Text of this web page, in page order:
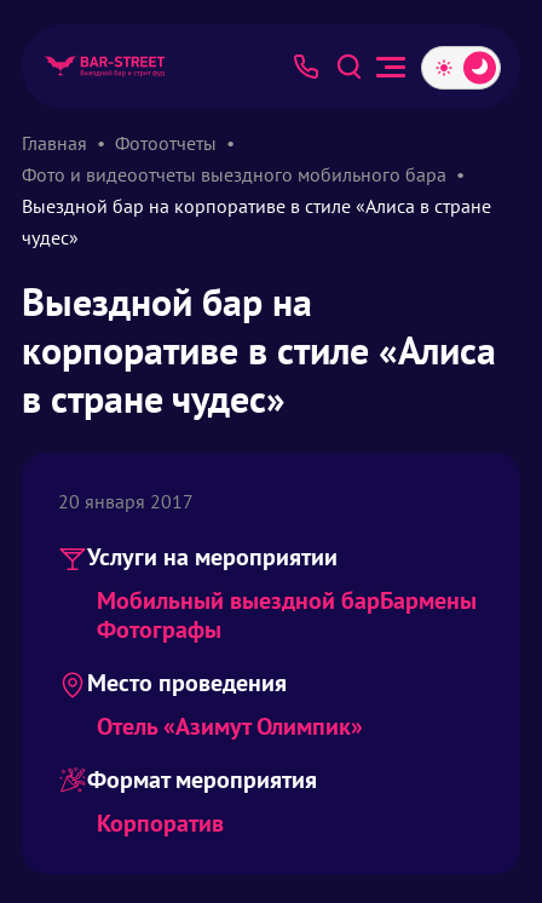
Главная
Фотоотчеты
Фото и видеоотчеты выездного мобильного бара
Выездной бар на корпоративе в стиле «Алиса в стране
чудес»
Выездной бар на
корпоративе в стиле «Алиса
в стране чудес»
20 января 2017
Услуги на мероприятии
Мобильный выездной барБармены
Фотографы
Место проведения
Отель «Азимут Олимпик»
Формат мероприятия
Корпоратив